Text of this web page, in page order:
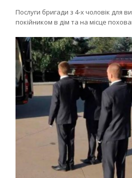
Послуги бригади з 4-х чоловік для
покійником в дім та на місце